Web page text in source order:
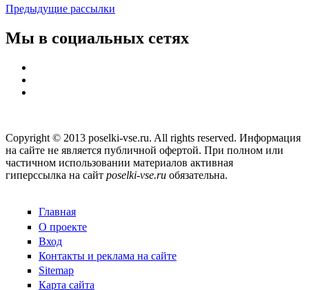
Предыдущие рассылки
Мы в социальных сетях
Copyright © 2013 poselki-vse.ru. All rights reserved. Информация
на сайте не является публичной офертой. При полном или
частичном использовании материалов активная
гиперссылка на сайт poselki-vse.ru​ обязательна.
Главная
О проекте
Вход
Контакты и реклама на сайте
Sitemap
Карта сайта